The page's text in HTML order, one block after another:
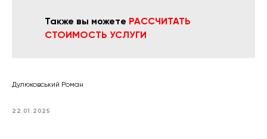
Также вы можете РАССЧИТАТЬ
СТОИМОСТЬ УСЛУГИ
Дулюковський Роман
22.01.2025